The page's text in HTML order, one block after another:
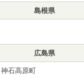
島根県
広島県
神石高原町